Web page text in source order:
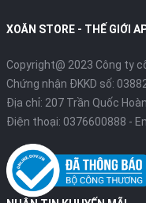
XOĂN STORE - THẾ GIỚI
Copyright@ 2023 Công ty
Chứng nhận ĐKKD số:
Địa chỉ: 207 Trần Quốc
Điện thoại: 0376600888 -